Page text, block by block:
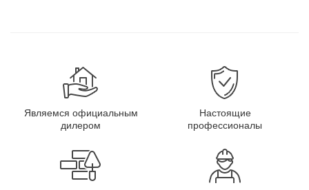
Являемся официальным
дилером
Настоящие
профессионалы